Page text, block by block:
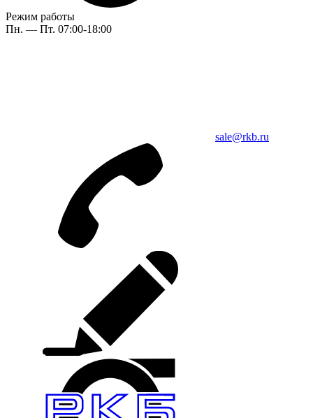
Режим работы
Пн. — Пт. 07:00-18:00
sale@rkb.ru